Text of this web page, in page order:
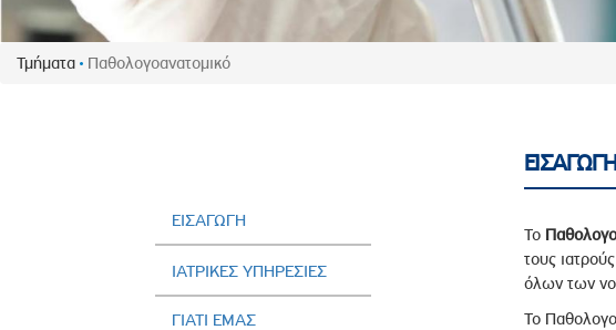
Πολιτική Προσλήψεων Προσωπικού,
Πολιτικές Ασφάλειας Πληροφοριών
Κανονισμός Επιτροπής Αποδοχών -
Διεύθυνση Εσωτερικού Ελέγχου
Έκθεσης Βιώσιμης Ανάπτυξης 2023
Έκθεση Βιώσιμης Ανάπτυξης 2024
Τμήματα Παθολογοανατομικό
ΕΙΣΑΓΩΓΗ
ΙΑΤΡΙΚΕΣ ΥΠΗΡΕΣΙΕΣ
ΓΙΑΤΙ ΕΜΑΣ
ΕΙΣΑΓΩΓΗ
Το
τους
όλων των
Το